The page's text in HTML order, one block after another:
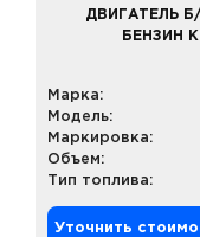
ДВИГАТЕЛЬ Б/
БЕНЗИН
Марка:
Модель:
Маркировка:
Объем:
Тип топлива:
Уточнить